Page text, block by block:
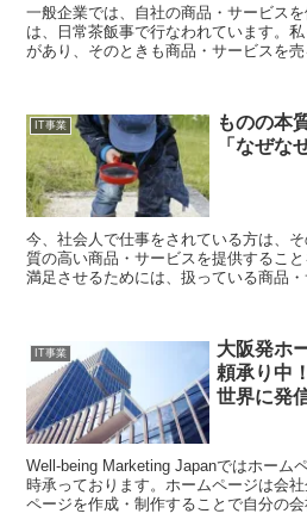
一般企業では、自社の商品・サービス
は、日常茶飯事で行なわれています。
があり、そのときも商品・サービスを
IT事業
ものの本
「なぜな
今、社会人で仕事をされている方は、
質の高い商品・サービスを提供するこ
満足させるためには、扱っている商品
IT事業
大阪発ホ
頼承り中
世界に発
Well-being Marketing Japanではホーム
時承っております。ホームページは会
ページを作成・制作することで自分の